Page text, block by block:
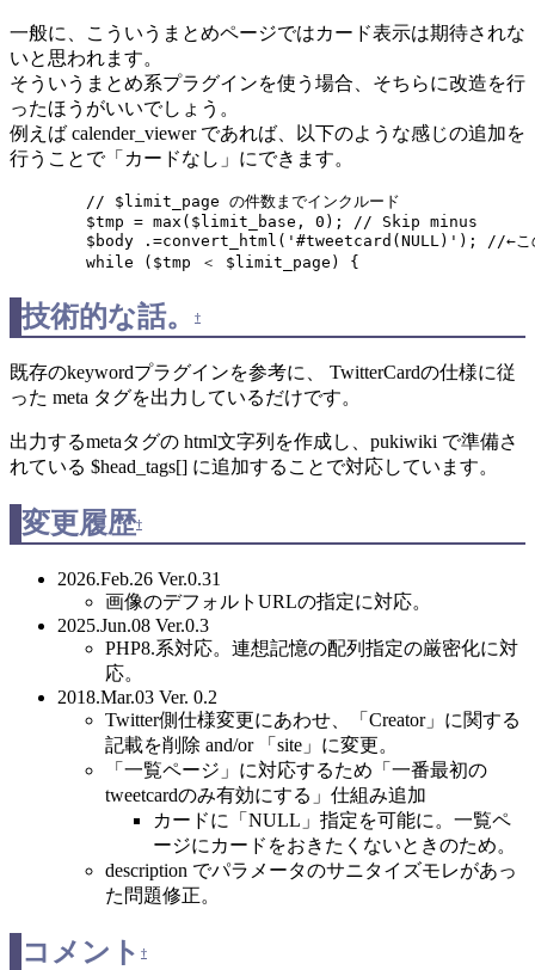
一般に、こういうまとめページではカード表示は期待されな
いと思われます。
そういうまとめ系プラグインを使う場合、そちらに改造を行
ったほうがいいでしょう。
例えば calender_viewer であれば、以下のような感じの追加を
行うことで「カードなし」にできます。
	while ($tmp ＜ $limit_page) {
技術的な話。 †
既存のkeywordプラグインを参考に、 TwitterCardの仕様に従
った meta タグを出力しているだけです。
出力するmetaタグの html文字列を作成し、pukiwiki で準備さ
れている $head_tags[] に追加することで対応しています。
変更履歴†
2026.Feb.26 Ver.0.31
画像のデフォルトURLの指定に対応。
2025.Jun.08 Ver.0.3
PHP8.系対応。連想記憶の配列指定の厳密化に対
応。
2018.Mar.03 Ver. 0.2
Twitter側仕様変更にあわせ、「Creator」に関する
記載を削除 and/or 「site」に変更。
「一覧ページ」に対応するため「一番最初の
tweetcardのみ有効にする」仕組み追加
カードに「NULL」指定を可能に。一覧ペ
ージにカードをおきたくないときのため。
description でパラメータのサニタイズモレがあっ
た問題修正。
コメント †